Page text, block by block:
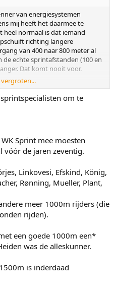
van energiesystemen
mij heeft het daarmee te
heel normaal is dat iemand
richting langere
van 400 naar 800 meter al
de echte sprintafstanden (100 en
Dat komt nooit voor.
natuurlijk wel 1000-meter-
een 500 én een 1500 meter
Igor Zjelezovski. Maar dat
drie de afstanden. Stolz is dat
zoals Stolz. Wennemars komt
kunnen winnen in zijn
de klasse van Stolz.
Vergelijken met Heiden of
doen aan de grootsheid van
een andere tijd.Die hadden veel
te verslaan.
om te
Sprint mee moesten
vóór de jaren zeventig.
Linkovesi, Efskind, König,
Rønning, Mueller, Plant,
meer 1000m rijders (die
rijden).
een goede 1000m een*
was de alleskunner.
is inderdaad